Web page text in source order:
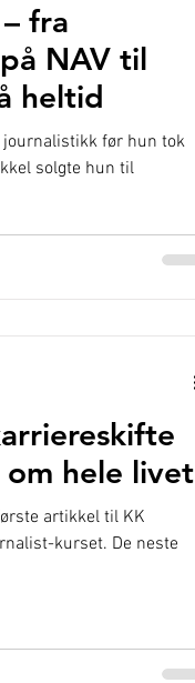
fra
NAV til
heltid
før hun tok
solgte hun til
hele livet
artikkel til KK
kurset. De neste